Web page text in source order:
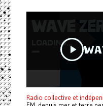
Radio collective et